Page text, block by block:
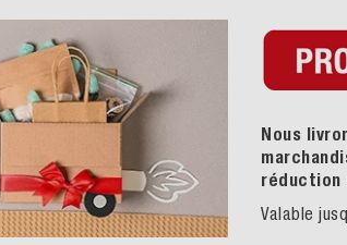
Nous
réduction
Valable